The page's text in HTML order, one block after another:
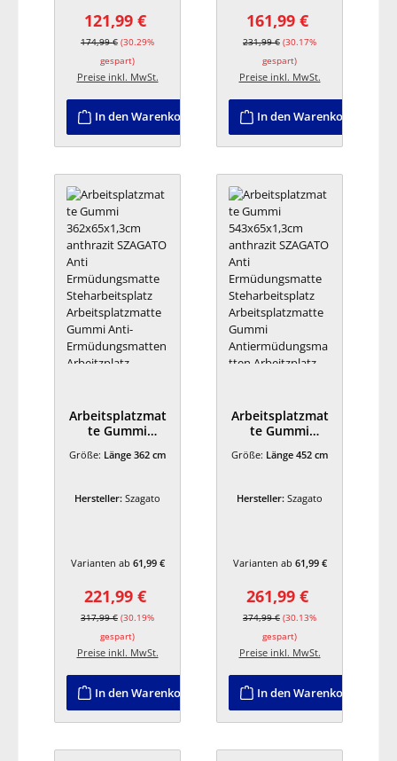
Arbeitzplatz
Verkaufspreis:
121,99 €
174,99 € (30.29%
gespart)
Preise inkl. MwSt.
In den Warenkorb
Arbeitzplatz
Verkaufspreis:
161,99 €
231,99 € (30.17%
gespart)
Preise inkl. MwSt.
In den Warenkorb
Arbeitsplatzmat
te Gummi
anthrazit
e
Ermüdungsmatt
Größe: Länge 362 cm
Hersteller: Szagato
Varianten ab 61,99 €
Verkaufspreis:
221,99 €
317,99 € (30.19%
gespart)
Preise inkl. MwSt.
In den Warenkorb
Arbeitsplatzmat
te Gummi
anthrazit
e
Antiermüdungs
Arbeitzplatz
Größe: Länge 452 cm
Hersteller: Szagato
Varianten ab 61,99 €
Verkaufspreis:
261,99 €
374,99 € (30.13%
gespart)
Preise inkl. MwSt.
In den Warenkorb